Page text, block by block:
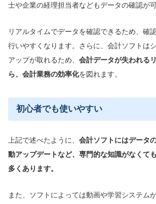
士や企業の経理担当者などもデータの確認が可
リアルタイムでデータを確認できるため、確
行いやすくなります。さらに、会計ソフトは
アップが取れるため、 会計データが失われる
ら、会計業務の効率化を図れます。
初心者でも使いやすい
上記で述べたように、 会計ソフトにはデータ
動アップデートなど、専門的な知識がなくて
多くあります。
また、ソフトによっては動画や学習システム